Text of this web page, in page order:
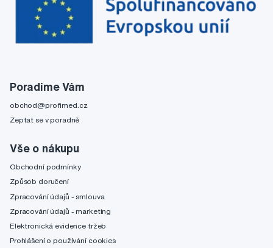
Poradíme Vám
obchod@profimed.cz
Zeptat se v poradně
Vše o nákupu
Obchodní podmínky
Způsob doručení
Zpracování údajů - smlouva
Zpracování údajů - marketing
Elektronická evidence tržeb
Prohlášení o používání cookies